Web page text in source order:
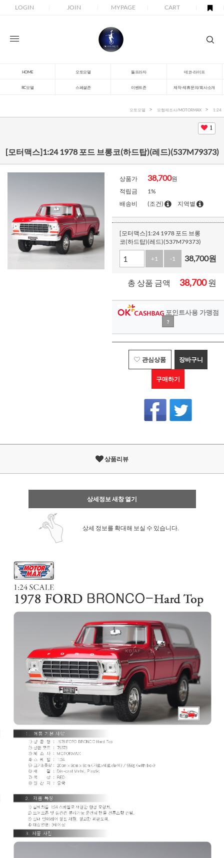
LOGIN JOIN MYPAGE CART
HOME 오토모델 돌프라자 데코-라이프
RC모델 스페셜존 이벤트존 제작-제휴문의/회사소개
오토모델 모형제조사/MOTORMAX 1:24
1
[모터맥스]1:24 1978 포드 브롱코(하드탑)(레드)(537M79373)
상품가 38,700원
적립금
1%
배송비
(조건) 지역별
[모터맥스]1:24 1978 포드 브롱
코(하드탑)(레드)(537M79373)
+1 -1 38,700원
총 상품 금액 38,700원
포인트사용 가맹점
?
관심상품 장바구니
구매하기
상품리뷰
상세정보 새창 열기
상세 정보를 확대해 보실 수 있습니다.